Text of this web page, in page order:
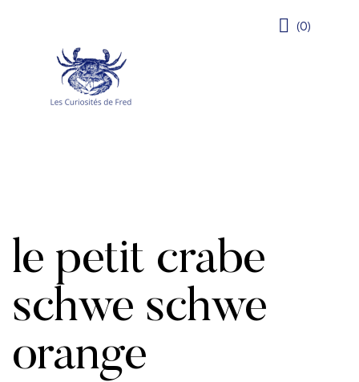
(0)
le petit crabe
schwe schwe
orange